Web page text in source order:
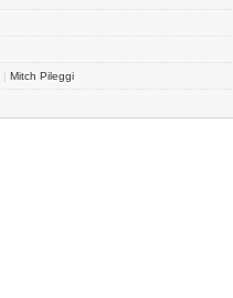
| Mitch Pileggi